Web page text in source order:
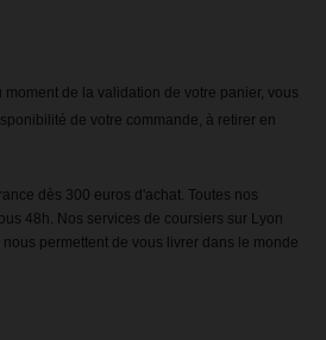
de la validation de votre panier, vous
de votre commande, à retirer en
dès 300 euros d'achat. Toutes nos
48h. Nos services de coursiers sur Lyon
permettent de vous livrer dans le monde